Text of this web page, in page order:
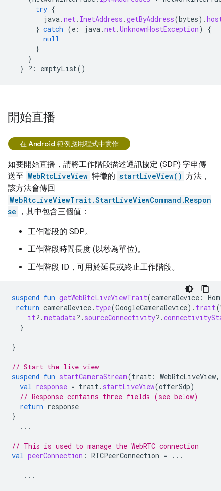
try {
java.net. InetAddress .getByAddress(bytes).
} catch (e : java.net.UnknownHostException)
{
null
}
}
} ?: emptyList()
開始直播
在 Android 範例應用程式中實作
如要開始直播，請將工作階段描述通訊協定 (SDP) 字串傳
送至 WebRtcLiveView 特徵的 startLiveView() 方法，
該方法會傳回
WebRtcLiveViewTrait.StartLiveViewCommand.Respon
se
，其中包含三個值：
工作階段的 SDP。
工作階段時間長度 (以秒為單位)。
工作階段 ID，可用於延長或終止工作階段。
suspend fun getWebRtcLiveViewTrait(cameraDevice :
return cameraDevice. type(GoogleCameraDevice). trait(
it?.metadata?. sourceConnectivity?.
}
}
// Start the live view
suspend fun startCameraStream(trait : WebRtcLiveView,
val response = trait. startLiveView(offerSdp)
// Response contains three fields (see below)
return response
}
...
// This is used to manage the WebRTC connection
val peerConnection : RTCPeerConnection = ...
...